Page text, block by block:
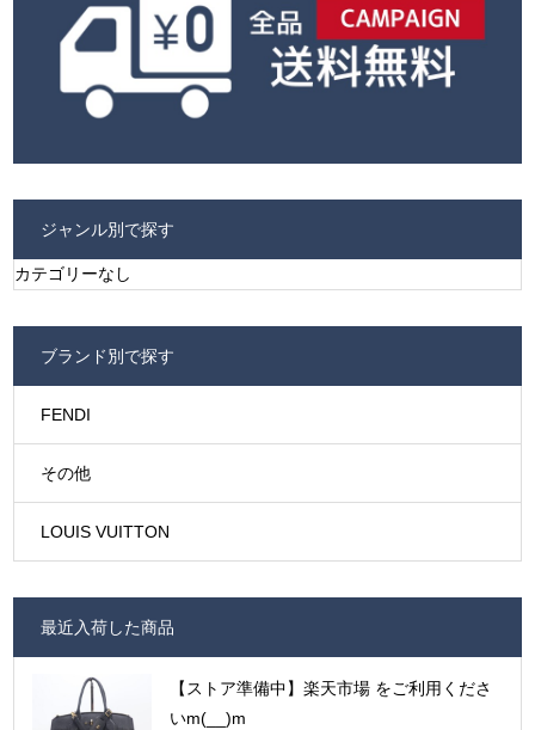
ジャンル別で探す
カテゴリーなし
ブランド別で探す
FENDI
その他
LOUIS VUITTON
最近入荷した商品
【ストア準備中】楽天市場 をご利用くださ
いm(__)m